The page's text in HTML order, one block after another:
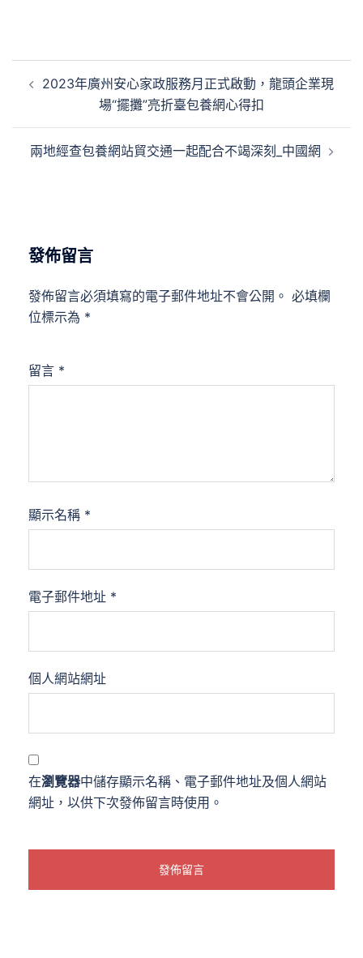
章
2023年廣州安心家政服務月正式啟動，龍頭企業現
場“擺攤”亮折臺包養網心得扣
兩地經查包養網站貿交通一起配合不竭深刻_中國網
發佈留言
發佈留言必須填寫的電子郵件地址不會公開。 必填欄
位標示為 *
留言 *
顯示名稱 *
電子郵件地址 *
個人網站網址
在瀏覽器中儲存顯示名稱、電子郵件地址及個人網站
網址，以供下次發佈留言時使用。